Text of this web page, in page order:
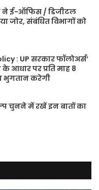
ने ई-ऑफिस / डिजीटल
जोर, संबंधित विभागों को
: UP सरकार फॉलोअर्स’
के आधार पर प्रति माह 8
करेगी
चुनने में रखें इन बातों का